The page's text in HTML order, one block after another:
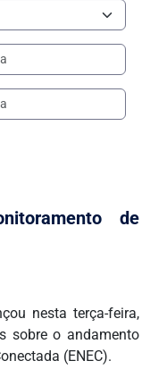
de
nesta terça-feira,
sobre o andamento
(ENEC).